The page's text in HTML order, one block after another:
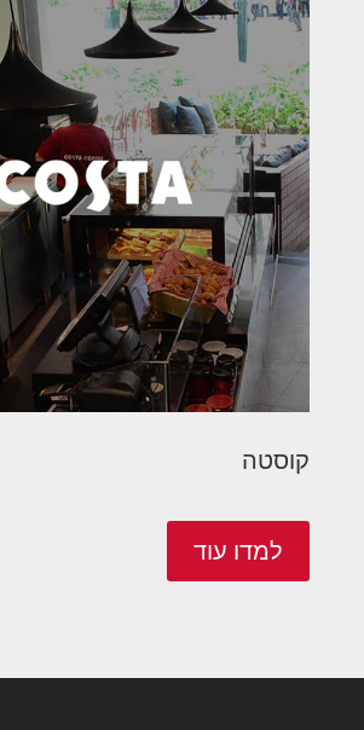
קוסטה
למדו עוד